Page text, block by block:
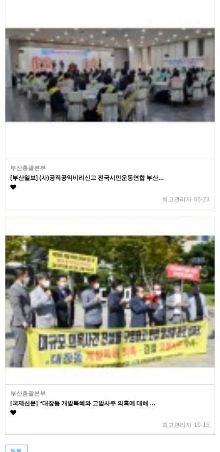
부산총괄본부
[부산일보] (사)공직공익비리신고 전국시민운동연합 부산…
최고관리자 05-23
부산총괄본부
[국제신문] “대장동 개발특혜와 고발사주 의혹에 대해 …
최고관리자 10-15